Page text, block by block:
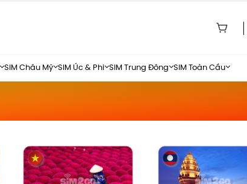
SIM Châu Mỹ SIM Úc & Phi SIM Trung Đông SIM Toàn Cầu